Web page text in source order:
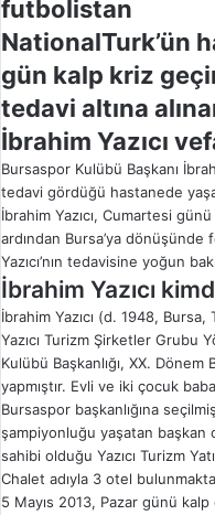
NationalTurk’ün
gün kalp kriz
tedavi altına
İbrahim Yazıcı
Bursaspor Kulübü Başkanı
tedavi gördüğü hastanede
İbrahim Yazıcı, Cumartesi
ardından Bursa’ya dönüşünde
Yazıcı’nın tedavisine yoğun
İbrahim Yazıcı
İbrahim Yazıcı (d. 1948,
Yazıcı Turizm Şirketler Grubu
Kulübü Başkanlığı, XX.
yapmıştır. Evli ve iki çocuk
Bursaspor başkanlığına
şampiyonluğu yaşatan başkan
sahibi olduğu Yazıcı Turizm
Chalet adıyla 3 otel
5 Mayıs 2013, Pazar günü